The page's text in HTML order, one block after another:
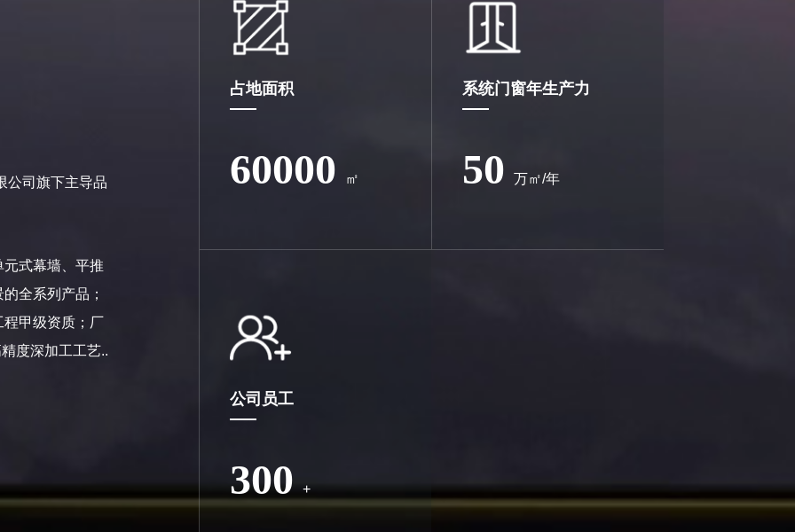
公司旗下主导品
式幕墙、平推
全系列产品；
甲级资质；厂
度深加工工艺..
占地面积
60000 ㎡
系统门窗年生产力
50 万㎡/年
公司员工
300 +